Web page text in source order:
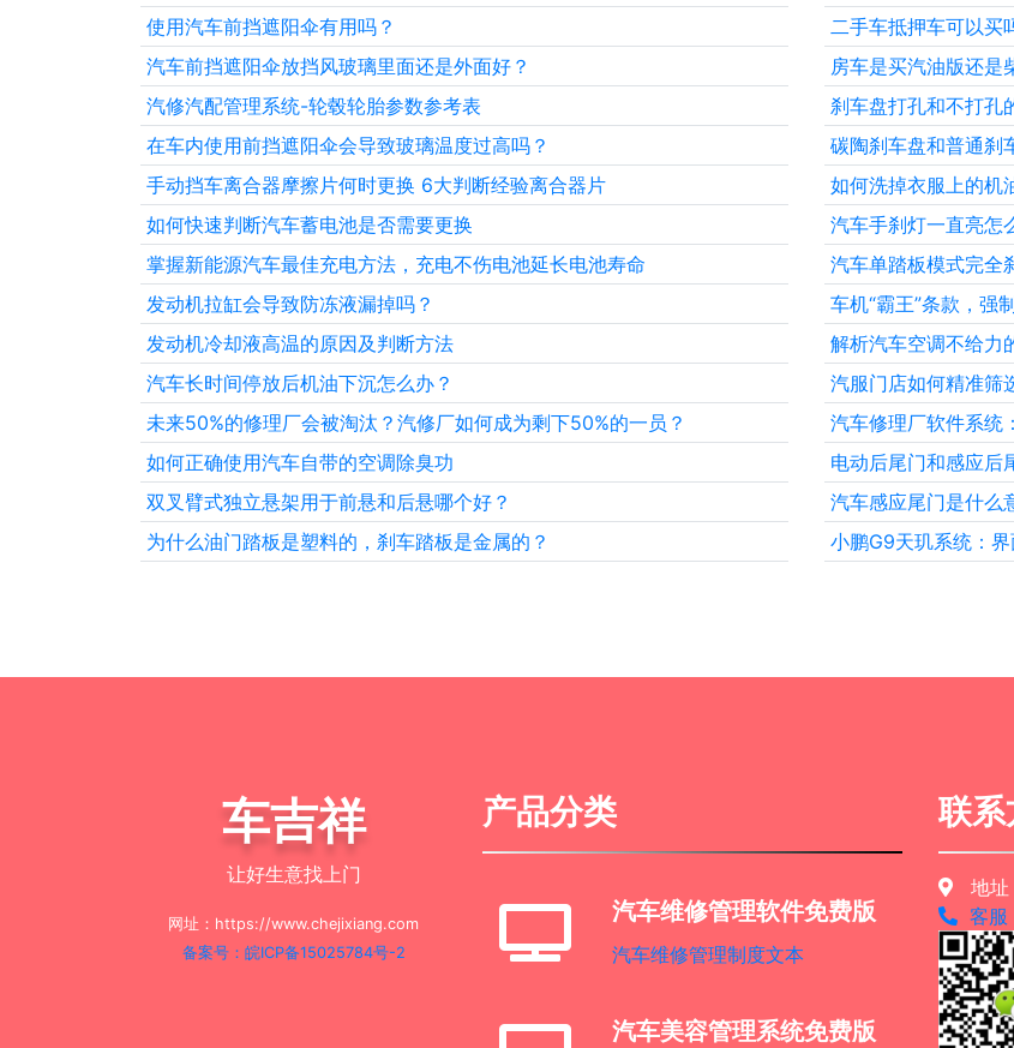
使用汽车前挡遮阳伞有用吗？
汽车前挡遮阳伞放挡风玻璃里面还是外面好？
汽修汽配管理系统-轮毂轮胎参数参考表
在车内使用前挡遮阳伞会导致玻璃温度过高吗？
手动挡车离合器摩擦片何时更换 6大判断经验离合器片
如何快速判断汽车蓄电池是否需要更换
掌握新能源汽车最佳充电方法，充电不伤电池延长电池寿命
发动机拉缸会导致防冻液漏掉吗？
发动机冷却液高温的原因及判断方法
汽车长时间停放后机油下沉怎么办？
未来50%的修理厂会被淘汰？汽修厂如何成为剩下50%的一员？
如何正确使用汽车自带的空调除臭功
双叉臂式独立悬架用于前悬和后悬哪个好？
为什么油门踏板是塑料的，刹车踏板是金属的？
二手车抵押车可以买
房车是买汽油版还是
刹车盘打孔和不打孔
碳陶刹车盘和普通刹
如何洗掉衣服上的机
汽车手刹灯一直亮怎
汽车单踏板模式完全
车机“霸王”条款，强
解析汽车空调不给力
汽服门店如何精准筛
汽车修理厂软件系统
电动后尾门和感应后
汽车感应尾门是什么
小鹏G9天玑系统：
车吉祥
让好生意找上门
网址：https://www.chejixiang.com
备案号：皖ICP备15025784号-2
产品分类
汽车维修管理软件免费版
汽车维修管理制度文本
汽车美容管理系统免费版
联
地址
客